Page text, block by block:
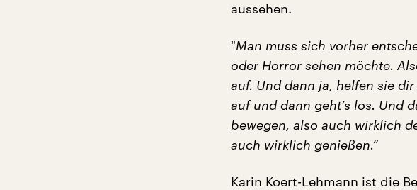
aussehen.
"Man muss sich vorher
oder Horror sehen möchte.
auf. Und dann ja, helfen sie
auf und dann geht’s los. Und
bewegen, also auch wirklich
auch wirklich genießen.“
Karin Koert-Lehmann ist die